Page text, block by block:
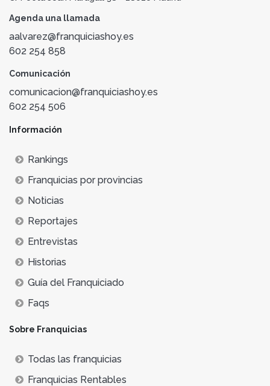
Agenda una llamada
aalvarez@franquiciashoy.es
602 254 858
Comunicación
comunicacion@franquiciashoy.es
602 254 506
Información
Rankings
Franquicias por provincias
Noticias
Reportajes
Entrevistas
Historias
Guía del Franquiciado
Faqs
Sobre Franquicias
Todas las franquicias
Franquicias Rentables